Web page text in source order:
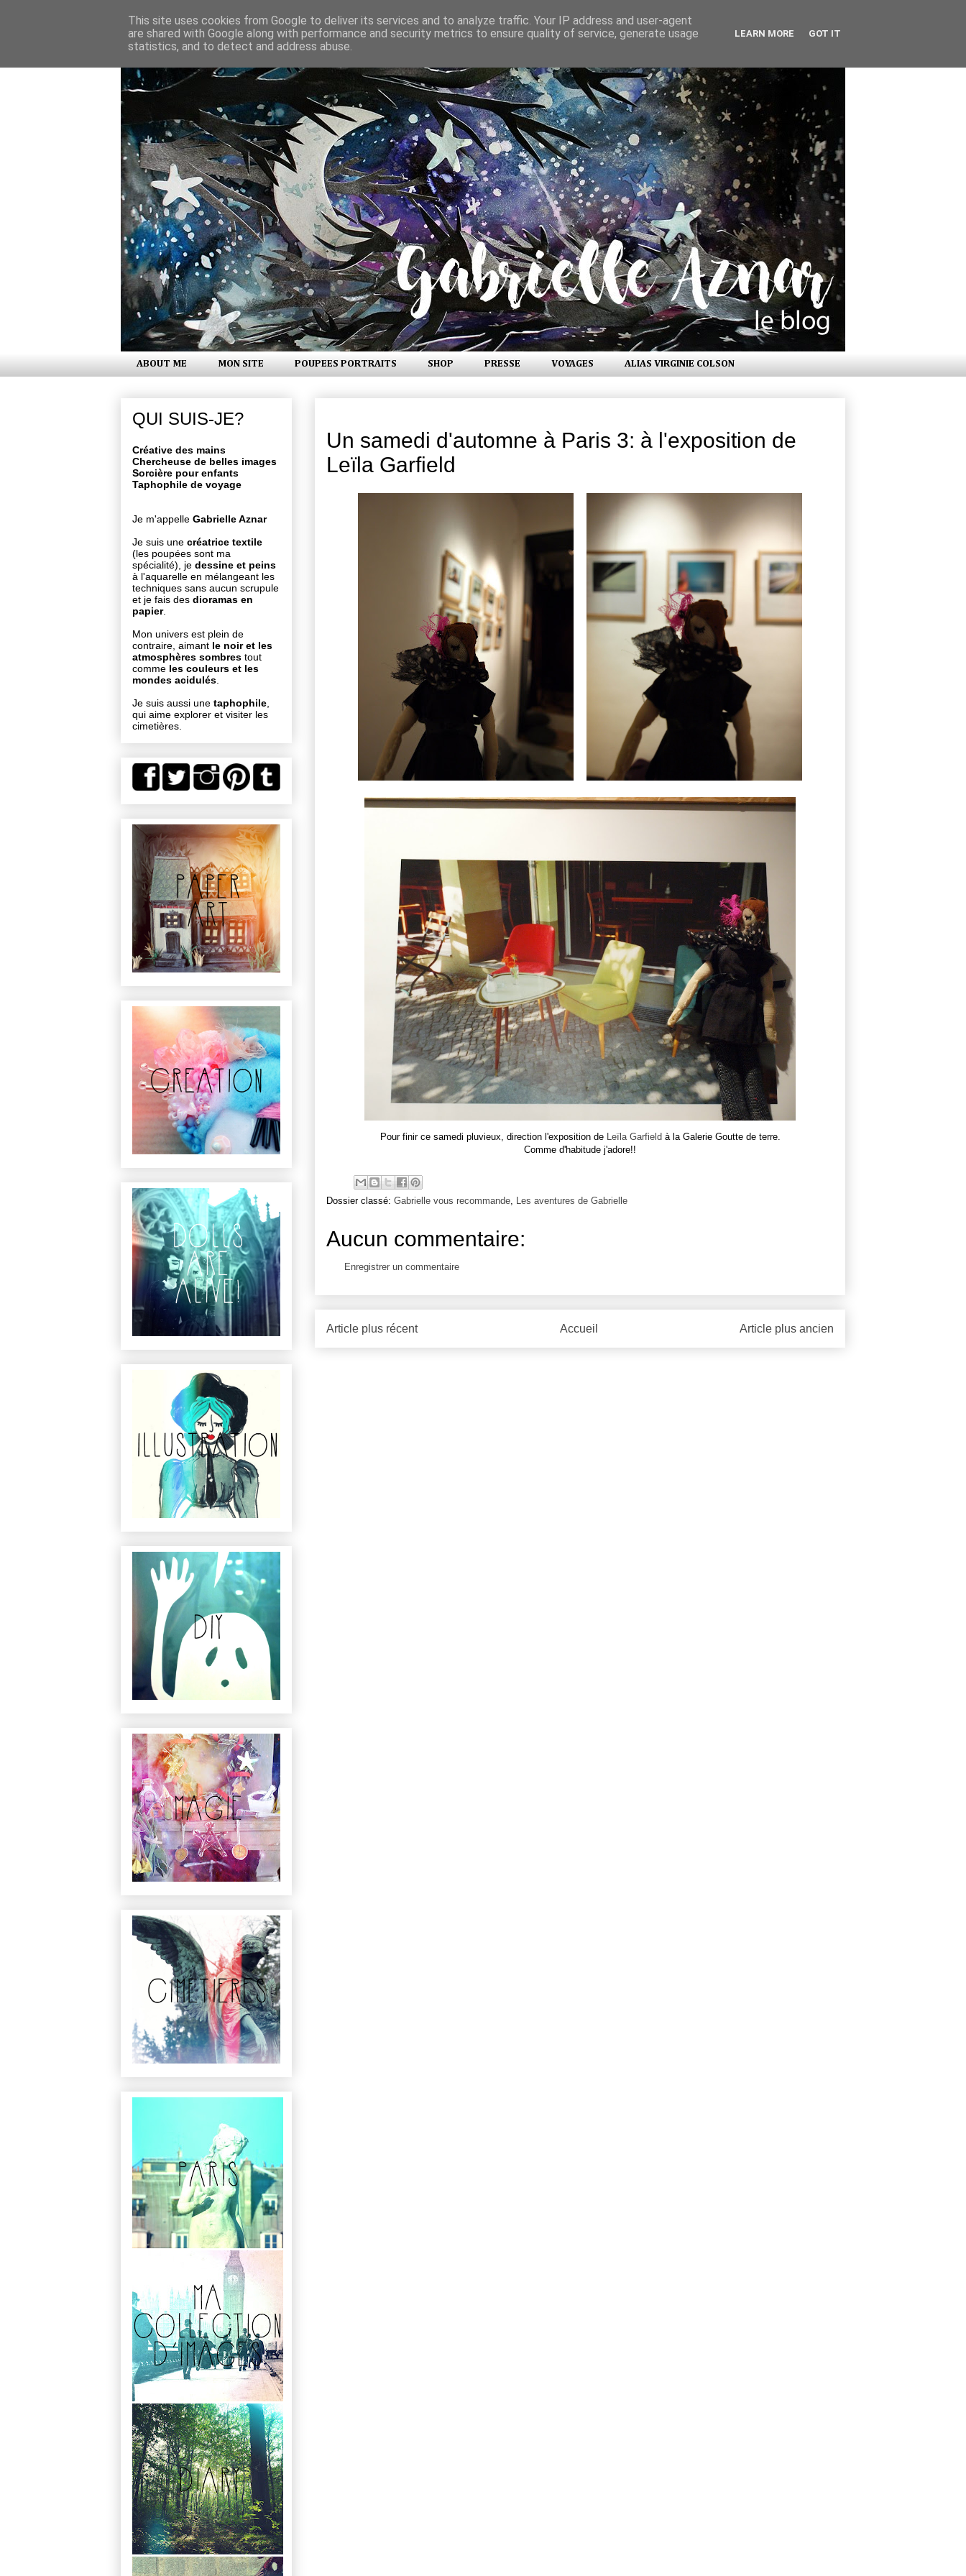
ABOUT ME MON SITE POUPEES PORTRAITS SHOP PRESSE VOYAGES ALIAS VIRGINIE COLSON
Un samedi d'automne à Paris 3: à l'exposition de
Leïla Garfield
Pour finir ce samedi pluvieux, direction l'exposition de Leïla Garfield à la Galerie Goutte de terre.
Comme d'habitude j'adore!!
Dossier classé: Gabrielle vous recommande Les aventures de Gabrielle
Aucun commentaire:
Enregistrer un commentaire
Article plus récent Article plus ancien
Accueil
QUI SUIS-JE?
Créative des mains
Chercheuse de belles images
Sorcière pour enfants
Taphophile de voyage
Je m'appelle Gabrielle Aznar
Je suis une créatrice textile
(les poupées sont ma
spécialité), je dessine et peins
à l'aquarelle en mélangeant les
techniques sans aucun scrupule
et je fais des dioramas en
papier.
Mon univers est plein de
contraire, aimant le noir et les
atmosphères sombres tout
comme les couleurs et les
mondes acidulés
Je suis aussi une taphophile
qui aime explorer et visiter les
cimetières.
This site uses cookies from Google to deliver its services and to analyze traffic. Your IP address and user-agent
are shared with Google along with performance and security metrics to ensure quality of service, generate usage
statistics, and to detect and address abuse.
LEARN MORE GOT IT